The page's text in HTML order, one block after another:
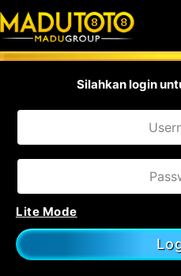
Silahkan login
Lite Mode